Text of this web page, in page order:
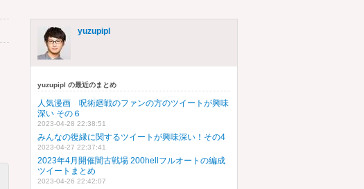
yuzupipl
yuzupipl の最近のまとめ
人気漫画 呪術廻戦のファンの方のツイートが興味
深い その６
2023-04-28 22:38:51
みんなの復縁に関するツイートが興味深い！その4
2023-04-27 22:37:41
2023年4月開催闇古戦場 200hellフルオートの編成
ツイートまとめ
2023-04-26 22:42:07